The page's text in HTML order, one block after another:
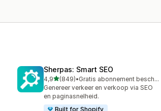
Sherpas: Smart SEO
4,9van 5 sterren
(849)
849 recensies in totaal
•
Gratis abonnement beschikbaar
Genereer verkeer en verkoop via SEO
en paginasnelheid.
Built for Shopify